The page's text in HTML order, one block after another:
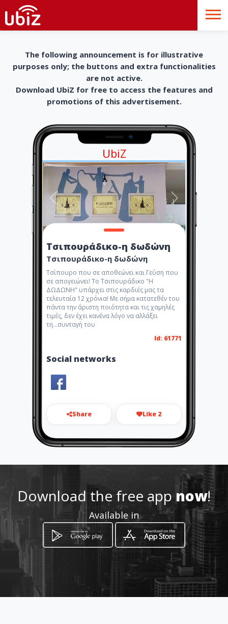
The following announcement is for illustrative
purposes only; the buttons and extra functionalities
are not active.
Download UbiZ for free to access the features and
promotions of this advertisement.
UbiZ
Τσιπουράδικο-η δωδώνη
Τσιπουράδικο-η δωδώνη
Τσίπουρο που σε αποθεώνει και Γεύση που
σε απογειώνει! Το Τσιπουράδικο "Η
ΔΩΔΩΝΗ" υπάρχει στις καρδιές μας τα
τελευταία 12 χρόνια! Με σήμα κατατεθέν του
πάντα την άριστη ποιότητα και τις χαμηλές
τιμές, δεν έχει κανένα λόγο να αλλάξει
τη...συνταγή τoυ
Id: 61771
Social networks
Share Like 2
kkgagas@gmail.com
http://dodoni.amawebs.com
Location -
Download the free appnow!
Available in